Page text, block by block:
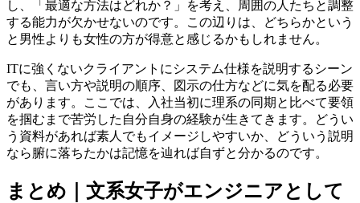
し、「最適な方法はどれか？」を考え、周囲の人たちと調整
する能力が欠かせないのです。この辺りは、どちらかという
と男性よりも女性の方が得意と感じるかもしれません。
ITに強くないクライアントにシステム仕様を説明するシーン
でも、言い方や説明の順序、図示の仕方などに気を配る必要
があります。ここでは、入社当初に理系の同期と比べて要領
を掴むまで苦労した自分自身の経験が生きてきます。どうい
う資料があれば素人でもイメージしやすいか、どういう説明
なら腑に落ちたかは記憶を辿れば自ずと分かるのです。
まとめ｜文系女子がエンジニアとして